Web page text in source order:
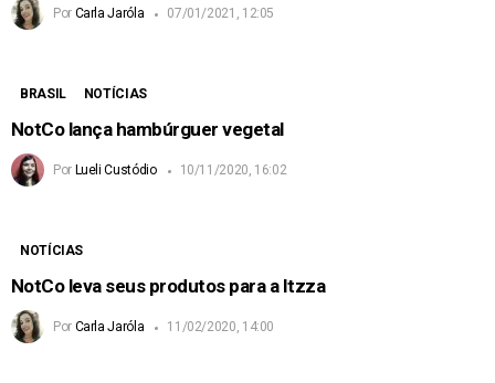
Por Carla Jaróla 07/01/2021, 12:05
BRASIL NOTÍCIAS
NotCo lança hambúrguer vegetal
Por Lueli Custódio 10/11/2020, 16:02
NOTÍCIAS
NotCo leva seus produtos para a Itzza
Por Carla Jaróla 11/02/2020, 14:00